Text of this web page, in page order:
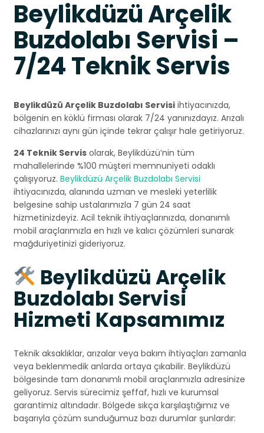
Beylikdüzü Arçelik
Buzdolabı Servisi –
7/24 Teknik Servis
Beylikdüzü Arçelik Buzdolabı Servisi ihtiyacınızda,
bölgenin en köklü firması olarak 7/24 yanınızdayız. Arızalı
cihazlarınızı aynı gün içinde tekrar çalışır hale getiriyoruz.
24 Teknik Servis olarak, Beylikdüzü’nin tüm
mahallelerinde %100 müşteri memnuniyeti odaklı
çalışıyoruz. Beylikdüzü Arçelik Buzdolabı Servisi
ihtiyacınızda, alanında uzman ve mesleki yeterlilik
belgesine sahip ustalarımızla 7 gün 24 saat
hizmetinizdeyiz. Acil teknik ihtiyaçlarınızda, donanımlı
mobil araçlarımızla en hızlı ve kalıcı çözümleri sunarak
mağduriyetinizi gideriyoruz.
Beylikdüzü Arçelik
Buzdolabı Servisi
Hizmeti Kapsamımız
Teknik aksaklıklar, arızalar veya bakım ihtiyaçları zamanla
veya beklenmedik anlarda ortaya çıkabilir. Beylikdüzü
bölgesinde tam donanımlı mobil araçlarımızla adresinize
geliyoruz. Servis sürecimiz şeffaf, hızlı ve kurumsal
garantimiz altındadır. Bölgede sıkça karşılaştığımız ve
başarıyla çözüm sunduğumuz bazı durumlar şunlardır: